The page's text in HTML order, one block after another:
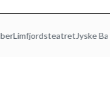
LimfjordsteatretJyske